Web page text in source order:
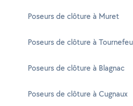
Poseurs de clôture à Muret
Poseurs de clôture à
Poseurs de clôture à Blagnac
Poseurs de clôture à Cugnaux